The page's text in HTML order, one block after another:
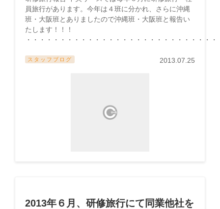
員旅行があります。今年は４班に分かれ、さらに沖縄
班・大阪班とありましたので沖縄班・大阪班と報告い
たします！！！
・・・・・・・・・・・・・・・・・・・・・・・・・・・・
スタッフブログ 2013.07.25
2013年６月、研修旅行にて同業他社を